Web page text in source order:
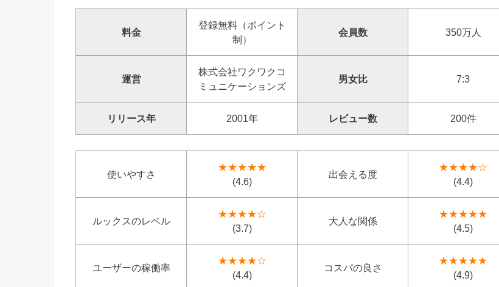
料金
登録無料（ポイント
制）
会員数 350万人
運営
株式会社ワクワクコ
ミュニケーションズ
男女比 7:3
リリース年 2001年 レビュー数 200件
使いやすさ
★★★★★
(4.6)
出会える度
★★★★☆
(4.4)
ルックスのレベル
★★★★☆
(3.7)
大人な関係
★★★★★
(4.5)
ユーザーの稼働率
★★★★☆
(4.4)
コスパの良さ
★★★★★
(4.9)